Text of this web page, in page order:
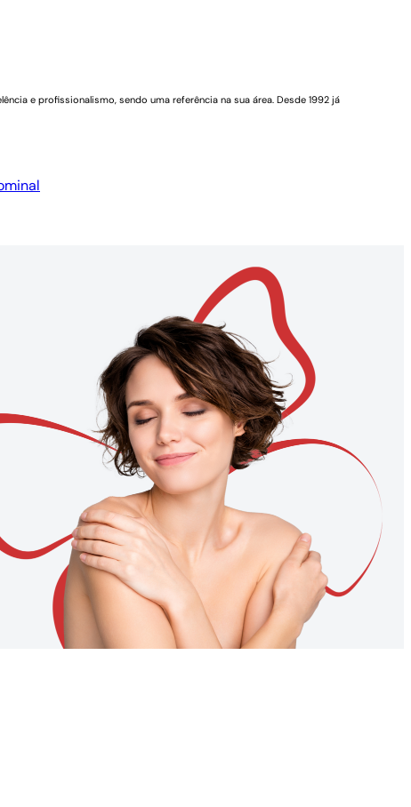
e profissionalismo, sendo uma referência na sua área. Desde 1992 já